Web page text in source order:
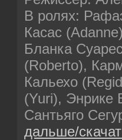
В ролях:
Касас
Бланка
(Roberto),
Кальехо
(Yuri), Энрике
Сантьяго
дальше/